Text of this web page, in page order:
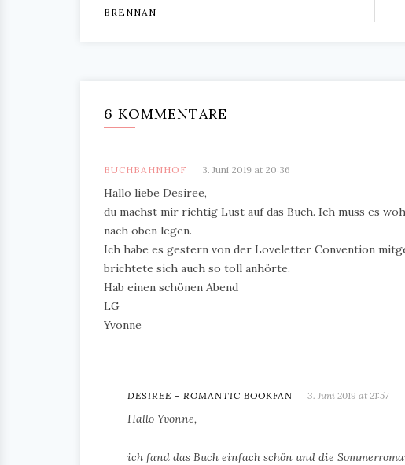
BRENNAN
6 KOMMENTARE
BUCHBAHNHOF 3. Juni 2019 at 20:36
Hallo liebe Desiree,
du machst mir richtig Lust auf das Buch. Ich muss es
nach oben legen.
Ich habe es gestern von der Loveletter Convention
brichtete sich auch so toll anhörte.
Hab einen schönen Abend
LG
Yvonne
DESIREE - ROMANTIC BOOKFAN 3. Juni 2019 at 21:57
Hallo Yvonne,
ich fand das Buch einfach schön und die